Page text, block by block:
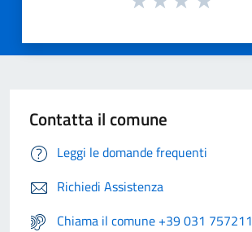
Contatta il comune
Leggi le domande frequenti
Richiedi Assistenza
Chiama il comune +39 031 757211